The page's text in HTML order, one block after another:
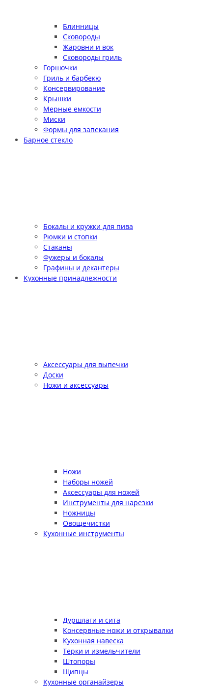
Блинницы
Сковороды
Жаровни и вок
Сковороды гриль
Горшочки
Гриль и барбекю
Консервирование
Крышки
Мерные емкости
Миски
Формы для запекания
Барное стекло
Бокалы и кружки для пива
Рюмки и стопки
Стаканы
Фужеры и бокалы
Графины и декантеры
Кухонные принадлежности
Аксессуары для выпечки
Доски
Ножи и аксессуары
Ножи
Наборы ножей
Аксессуары для ножей
Инструменты для нарезки
Ножницы
Овощечистки
Кухонные инструменты
Дуршлаги и сита
Консервные ножи и открывалки
Кухонная навеска
Терки и измельчители
Штопоры
Щипцы
Кухонные органайзеры